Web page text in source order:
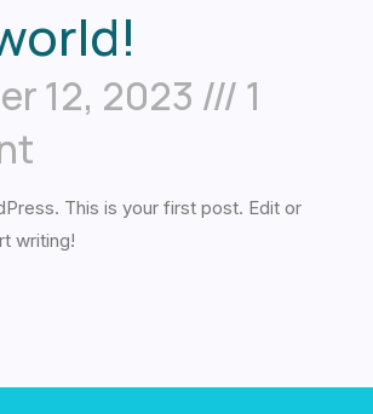
12, 2023
1
This is your first post. Edit or
writing!